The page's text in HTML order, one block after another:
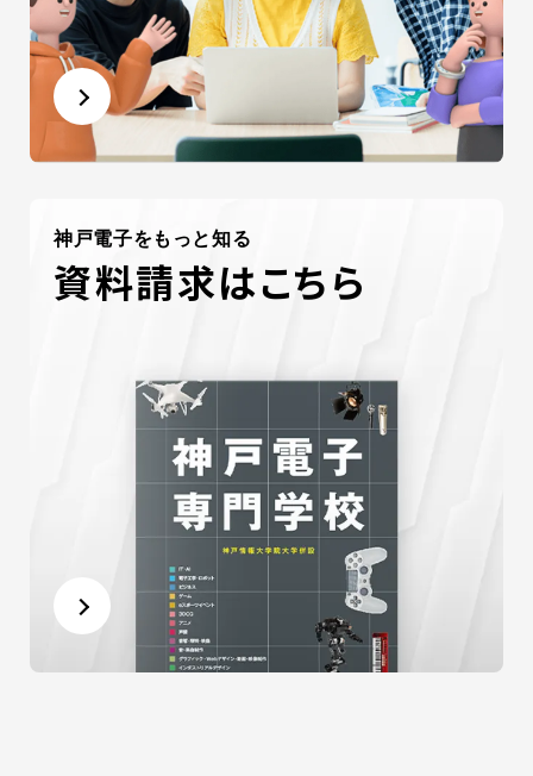
神戸電子をもっと知る
資料請求はこちら